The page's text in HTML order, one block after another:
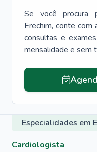
Se você procura
Erechim, conte com
consultas e
mensalidade e sem
Especialidades em
Cardiologista